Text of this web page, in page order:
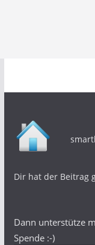
Dir hat der Beitrag
Dann unterstütze
Spende :-)